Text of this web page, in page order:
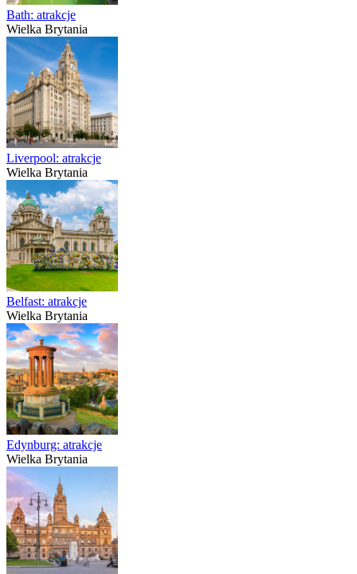
Bath: atrakcje
Wielka Brytania
Liverpool: atrakcje
Wielka Brytania
Belfast: atrakcje
Wielka Brytania
Edynburg: atrakcje
Wielka Brytania